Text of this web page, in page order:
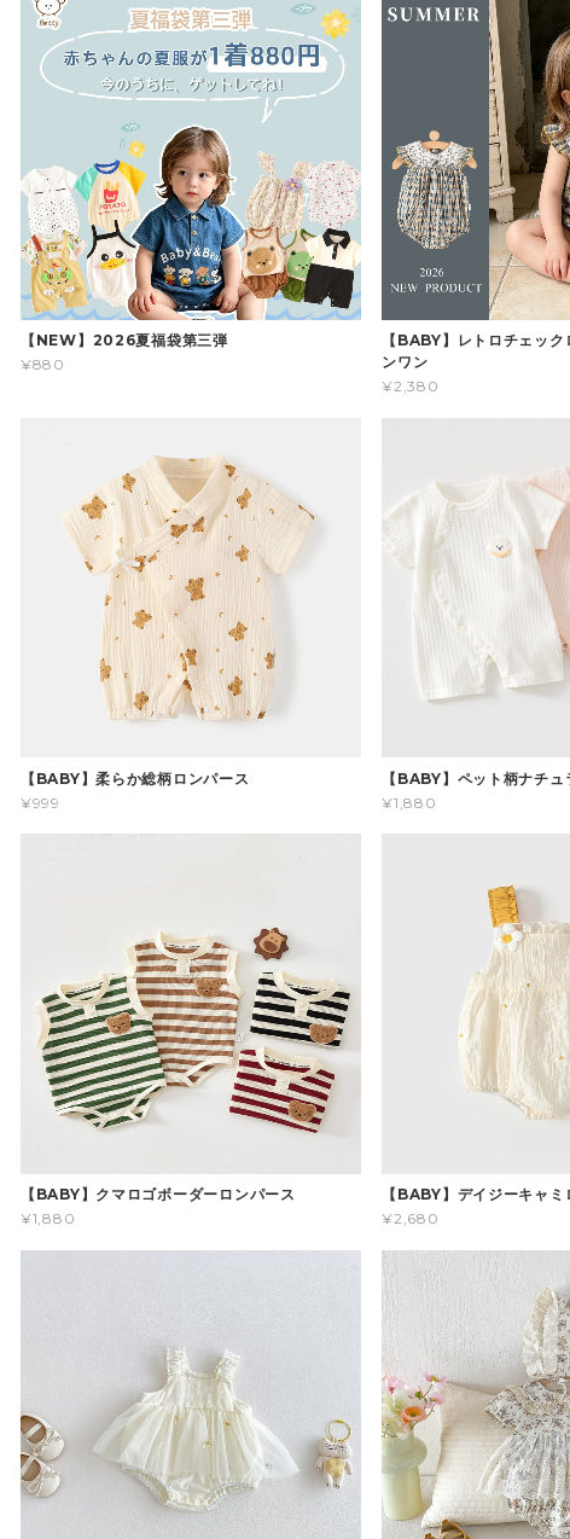
【NEW】2026夏福袋第三弾
¥880
【BABY】レトロチェッ
ンワン
¥2,380
【BABY】柔らか総柄ロンパース
¥999
【BABY】ペット柄ナチ
¥1,880
【BABY】クマロゴボーダーロンパース
¥1,880
【BABY】デイジーキャミ
¥2,680